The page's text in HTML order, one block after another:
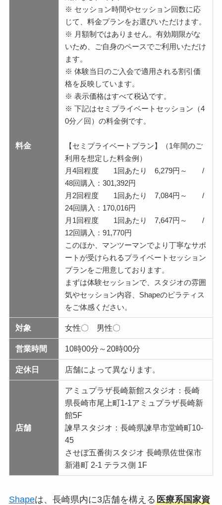
料金
※ セッション時間やセッション回数に応
じて、料金プランをお選びいただけます。
※ 月額制ではありません。有効期限がな
いため、ご自身のペースでご利用いただけ
ます。
※ 体験当日のご入会で適用される割引価
格を反映しています。
※ 表示価格はすべて税込です。
※ 下記はセミプライベートセッション（4
0分／回）の料金例です。
【セミプライベートプラン】（1年間のご
利用を想定した料金例）
月4回程度 1回あたり 6,279円～ /
48回購入：301,392円
月2回程度 1回あたり 7,084円～ /
24回購入：170,016円
月1回程度 1回あたり 7,647円～ /
12回購入：91,770円
このほか、マンツーマンでより丁寧なサポ
ートが受けられるプライベートセッション
プランをご用意しております。
まずは体験セッションで、スタジオの雰囲
気やセッション内容、Shapeのピラティス
をご体感ください。
対象 女性〇 男性〇
営業時間 10時00分～20時00分
定休日 店舗によって異なります。
店舗
アミュプラザ長崎新館スタジオ：長崎
県長崎市尾上町1-1アミュプラザ長崎新
館5F
諫早スタジオ：長崎県諫早市堂崎町10-
45
させぼ五番街スタジオ 長崎県佐世保市
新港町 2-1 テラス側 1F
Shapeは、長崎県内に3店舗を構える医療系国家資